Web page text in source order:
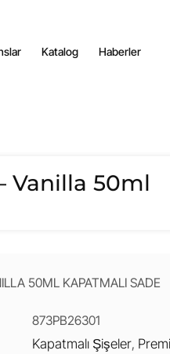
Katalog Haberler
Vanilla 50ml
50ML KAPATMALI SADE
873PB26301
Kapatmalı Şişeler,